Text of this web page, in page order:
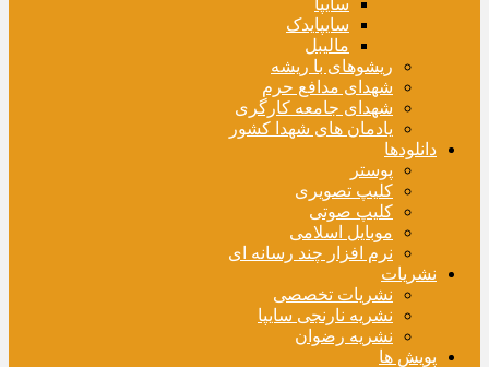
سایپا
سایپایدک
مالیبل
ریشوهای با ریشه
شهدای مدافع حرم
شهدای جامعه کارگری
یادمان های شهدا کشور
دانلودها
پوستر
کلیپ تصویری
کلیپ صوتی
موبایل اسلامی
نرم افزار چند رسانه ای
نشریات
نشریات تخصصی
نشریه نارنجی سایپا
نشریه رضوان
پویش ها